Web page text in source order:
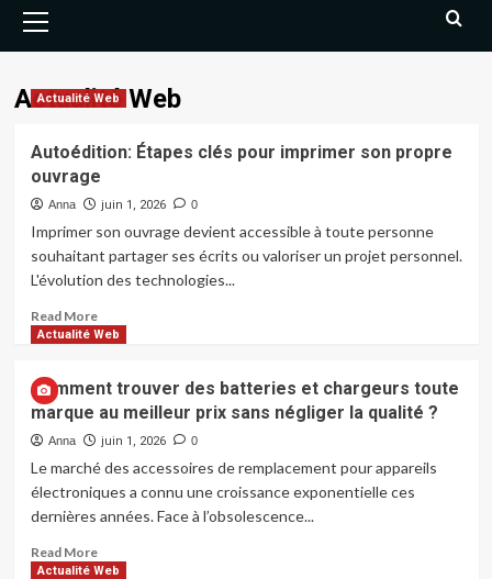
Menu
Actualité Web
Actualité Web
Autoédition: Étapes clés pour imprimer son propre
ouvrage
Anna juin 1, 2026 0
Imprimer son ouvrage devient accessible à toute personne
souhaitant partager ses écrits ou valoriser un projet personnel.
L'évolution des technologies...
Read MoreRead
more
Étapes
clés
pour
imprimer
propre
ouvrage
Actualité Web
Comment trouver des batteries et chargeurs toute
marque au meilleur prix sans négliger la qualité ?
Anna juin 1, 2026 0
Le marché des accessoires de remplacement pour appareils
électroniques a connu une croissance exponentielle ces
dernières années. Face à l’obsolescence...
Read MoreRead
more
Actualité Web